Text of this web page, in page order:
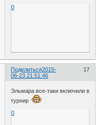
0
Поделиться 17
2015-
06-23 21:51:46
Эльмара все-таки включили в
турнир
0